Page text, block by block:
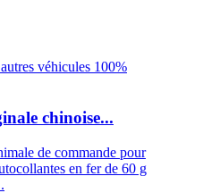
chinoise...